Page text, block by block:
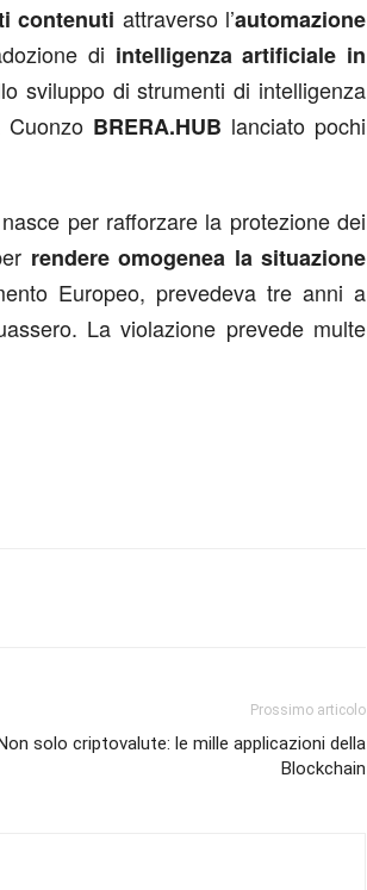
contenuti attraverso l’automazione
di intelligenza artificiale in
sviluppo di strumenti di intelligenza
Cuonzo BRERA.HUB lanciato pochi
per rafforzare la protezione dei
rendere omogenea la situazione
Europeo, prevedeva tre anni a
La violazione prevede multe
Prossimo articolo
solo criptovalute: le mille applicazioni della
Blockchain